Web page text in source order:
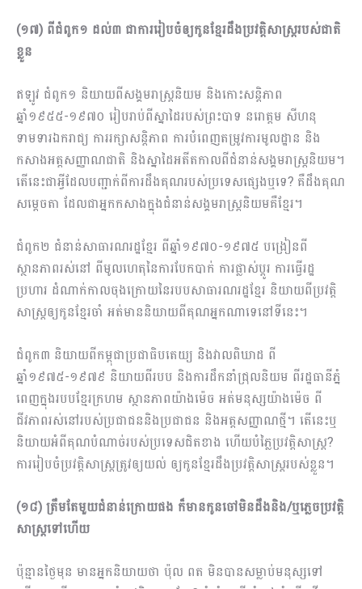
(១៧) ពីជំពូក១ ដល់៣ ជាការរៀបចំឲ្យកូនខ្មែរដឹងប្រវត្តិសាស្រ្តរបស់ជាតិ
ខ្លួន
ឥឡូវ ជំពូក១ និយាយពីសង្គមរាស្រ្តនិយម និងកោះសន្តិភាព
ឆ្នាំ១៩៥៥-១៩៧០ រៀបរាប់ពីស្នាដៃរបស់ព្រះបាទ នរោត្ដម សីហនុ
ទាមទារឯករាជ្យ ការរក្សាសន្តិភាព ការបំពេញតម្រូវការមូលដ្ឋាន និង
កសាងអត្តសញ្ញាណជាតិ និងស្នាដៃអតីតកាលពីជំនាន់សង្គមរាស្រ្តនិយម។
តើនេះជាអ្វីដែលបញ្ជាក់ពីការដឹងគុណរបស់ប្រទេសផ្សេងឬទេ? គឺដឹងគុណ
សម្ដេចតា ដែលជាអ្នកកសាងក្នុងជំនាន់សង្គមរាស្រ្តនិយមគឺខ្មែរ។
ជំពូក២ ជំនាន់សាធារណរដ្ឋខ្មែរ ពីឆ្នាំ១៩៧០-១៩៧៥ បង្រៀនពី
ស្ថានភាពរស់នៅ ពីមូលហេតុនៃការបែកបាក់ ការផ្លាស់ប្ដូរ ការធ្វើរដ្ឋ
ប្រហារ ដំណាក់កាលចុងក្រោយនៃរបបសាធារណរដ្ឋខ្មែរ និយាយពីប្រវត្តិ
សាស្រ្តឲ្យកូនខ្មែរចាំ អត់មាននិយាយពីគុណអ្នកណាទេនៅទីនេះ។
ជំពូក៣ និយាយពីកម្ពុជាប្រជាធិបតេយ្យ និងវាលពិឃាដ ពី
ឆ្នាំ១៩៧៥-១៩៧៩ និយាយពីរបប និងការដឹកនាំជ្រុលនិយម ពីរដ្ឋធានីភ្នំ
ពេញក្នុងរបបខ្មែរក្រហម ស្ថានភាពយ៉ាងម៉េច អត់មនុស្សយ៉ាងម៉េច ពី
ជីវភាពរស់នៅរបស់ប្រ​ជាជននិងប្រជាជន និងអត្តសញ្ញាណថ្មី។ តើនេះឬ
និយាយអំពីគុណបំណាច់របស់ប្រទេសជិតខាង ហើយបំភ្លៃប្រ​វត្តិសាស្រ្ត?
ការរៀបចំប្រវត្តិសាស្រ្តត្រូវឲ្យយល់ ឲ្យកូនខ្មែរដឹងប្រវត្តិសាស្រ្តរបស់ខ្លួន។
(១៨)ត្រឹមតែមួយជំនាន់ក្រោយផង ក៏មានកូនចៅមិនដឹងនិង/ឬភ្លេចប្រវត្តិ
សាស្រ្តទៅហើយ
ប៉ុន្មានថ្ងៃមុន មានអ្នកនិយាយថា ប៉ុល ពត មិនបានសម្លាប់មនុស្សទៅ